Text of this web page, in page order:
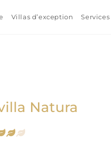
Villas d’exception Services
Natura